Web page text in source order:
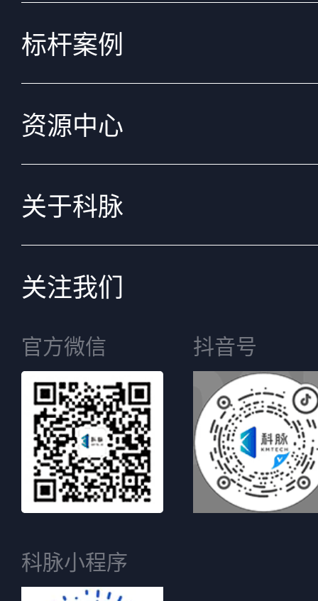
标杆案例
资源中心
关于科脉
关注我们
官方微信 抖音号
科脉小程序